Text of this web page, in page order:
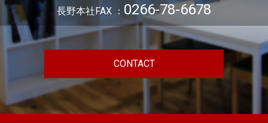
長野本社FAX ： 0266-78-6678
CONTACT